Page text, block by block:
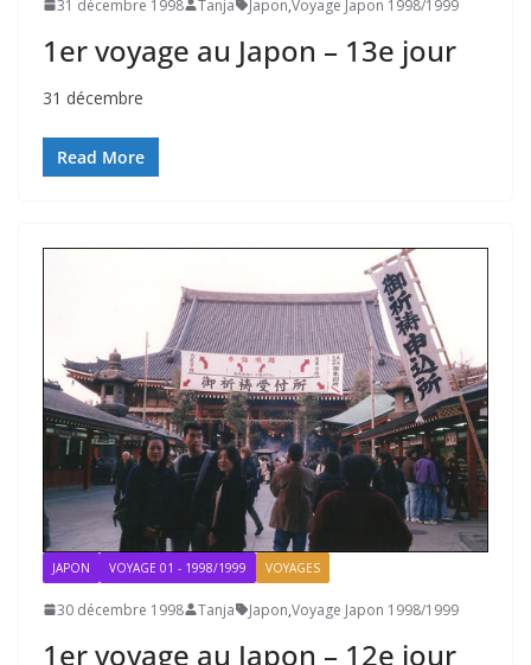
31 décembre 1998 Tanja Japon,Voyage Japon 1998/1999
1er voyage au Japon – 13e jour
31 décembre
Read More
JAPON VOYAGE 01 - 1998/1999 VOYAGES
30 décembre 1998 Tanja Japon,Voyage Japon 1998/1999
1er voyage au Japon – 12e jour